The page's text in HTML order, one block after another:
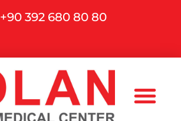
+90 392 680 80 80